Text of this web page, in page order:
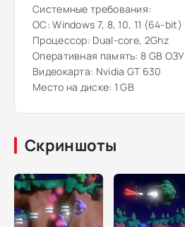
Системные требования:
ОС: Windows 7, 8, 10, 11 (64-bit)
Процессор: Dual-core, 2Ghz
Оперативная память: 8 GB ОЗУ
Видеокарта: Nvidia GT 630
Место на диске: 1 GB
Скриншоты